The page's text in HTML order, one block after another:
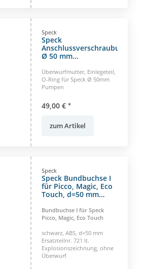
Speck
Speck
Anschlussverschraubung
Ø 50 mm
Einlegeteil O-Ring
Überwurfmutter, Einlegeteil,
O-Ring für Speck Ø 50mm
Pumpen
49,00 € *
zum Artikel
Speck
Speck Bundbuchse I
für Picco, Magic, Eco
Touch, d=50 mm
Bundbuchse I für Speck
Picco, Magic, Eco Touch
schwarz, ABS, d=50 mm
Ersatzteilnr. 721 lt.
Explosionszeichnung, ohne
Überwurf